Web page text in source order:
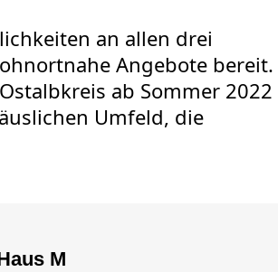
an allen drei
Angebote bereit.
ab Sommer 2022
Umfeld, die
M